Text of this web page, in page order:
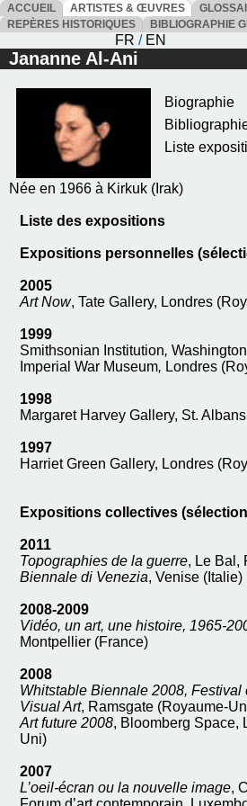
ACCUEIL ARTISTES & ŒUVRES
REPÈRES HISTORIQUES
BIBLIOGRAPHIE
FR / EN
Jananne Al-Ani